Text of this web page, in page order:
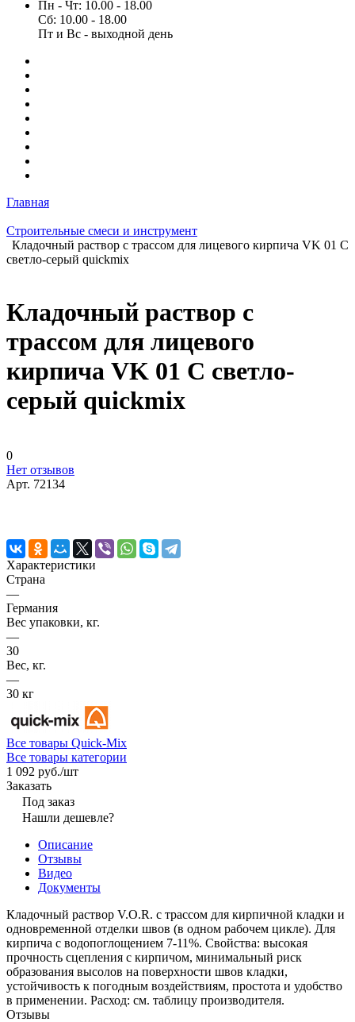
Пн - Чт: 10.00 - 18.00
Сб: 10.00 - 18.00
Пт и Вс - выходной день
Главная
Строительные смеси и инструмент
Кладочный раствор с трассом для лицевого кирпича VK 01 С
светло-серый quickmix
Кладочный раствор с
трассом для лицевого
кирпича VK 01 С светло-
серый quickmix
0
Нет отзывов
Арт. 72134
Характеристики
Страна
—
Германия
Вес упаковки, кг.
—
30
Вес, кг.
—
30 кг
Все товары Quick-Mix
Все товары категории
1 092 руб./шт
Заказать
Под заказ
Нашли дешевле?
Описание
Отзывы
Видео
Документы
Кладочный раствор V.O.R. с трассом для кирпичной кладки и
одновременной отделки швов (в одном рабочем цикле). Для
кирпича с водопоглощением 7-11%. Свойства: высокая
прочность сцепления с кирпичом, минимальный риск
образования высолов на поверхности швов кладки,
устойчивость к погодным воздействиям, простота и удобство
в применении. Расход: см. таблицу производителя.
Отзывы